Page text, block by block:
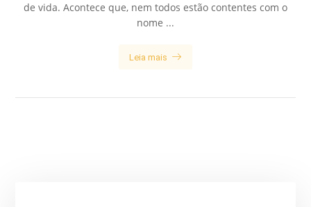
de vida. Acontece que, nem todos estão contentes com o
nome ...
Leia mais